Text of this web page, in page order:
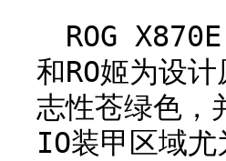
ROG
和RO姬为设
志性苍绿色，
IO装甲区域尤